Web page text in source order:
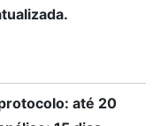
até 20